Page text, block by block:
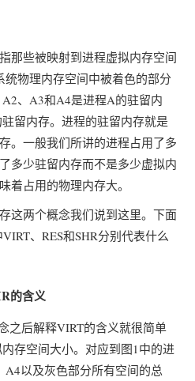
些被映射到进程虚拟内存空间
统物理内存空间中被着色的部分
、A3和A4是进程A的驻留内
留内存。进程的驻留内存就是
。一般我们所讲的进程占用了多
多少驻留内存而不是多少虚拟内
着占用的物理内存大。
两个概念我们说到这里。下面
、RES和SHR分别代表什么
的含义
之后解释VIRT的含义就很简单
存空间大小。对应到图1中的进
以及灰色部分所有空间的总